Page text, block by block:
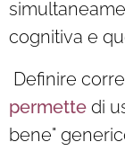
cognitiva e
Definire
permette di
bene"